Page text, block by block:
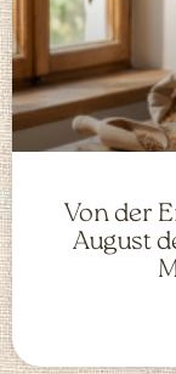
Von der
August